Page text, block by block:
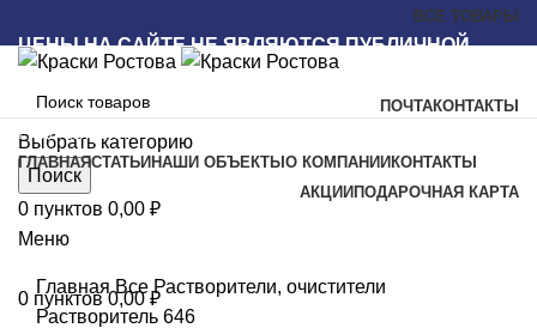
ВСЕ ТОВАРЫ
ЦЕНЫ НА САЙТЕ НЕ ЯВЛЯЮТСЯ ПУБЛИЧНОЙ
ОФЕРТОЙ
ПОЧТАКОНТАКТЫ
Выбрать категорию
Поиск
0 пунктов 0,00 ₽
Меню
0 пунктов 0,00₽
Наш каталог
ГЛАВНАЯСТАТЬИ НАШИ ОБЪЕКТЫ О КОМПАНИИ КОНТАКТЫ
АКЦИИ ПОДАРОЧНАЯ КАРТА
ГлавнаяВсеРастворители, очистители
Растворитель 646